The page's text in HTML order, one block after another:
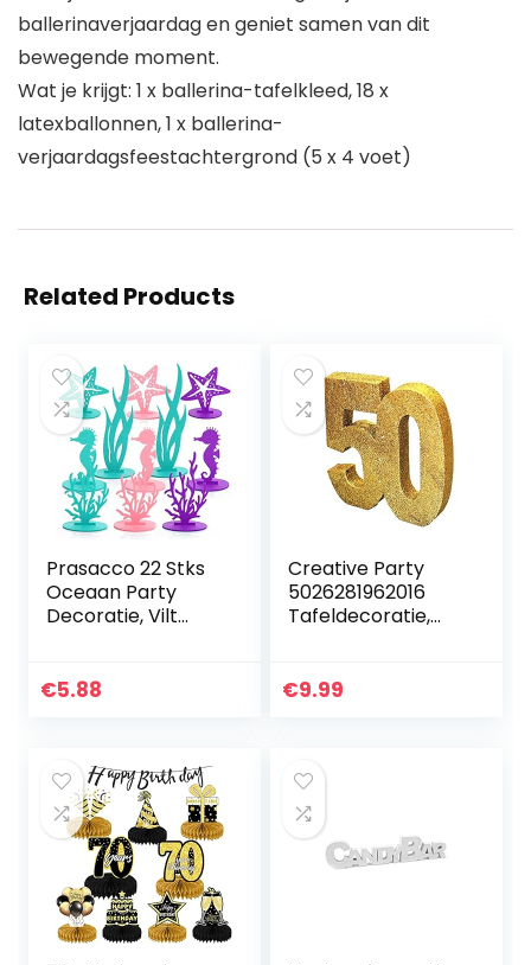
ballerinaverjaardag en geniet samen van dit
bewegende moment.
Wat je krijgt: 1 x ballerina-tafelkleed, 18 x
latexballonnen, 1 x ballerina-
verjaardagsfeestachtergrond (5 x 4 voet)
Related Products
Prasacco 22 Stks
Oceaan Party
Decoratie, Vilt
Party Decoraties
€5.88
Creative Party
5026281962016
Tafeldecoratie,
€9.99